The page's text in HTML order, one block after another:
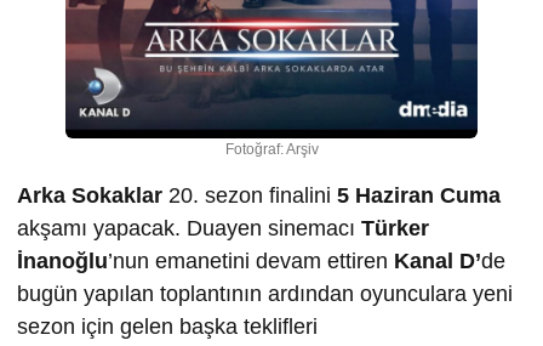
Fotoğraf: Arşiv
Arka Sokaklar 20. sezon finalini 5 Haziran Cuma
akşamı yapacak. Duayen sinemacı Türker
İnanoğlu’nun emanetini devam ettiren Kanal D’de
bugün yapılan toplantının ardından oyunculara yeni
sezon için gelen başka teklifleri